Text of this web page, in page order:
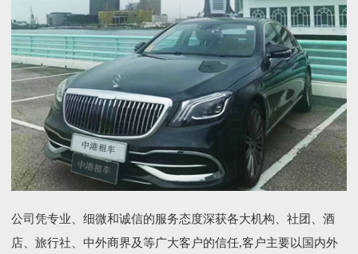
公司凭专业、细微和诚信的服务态度深获各大机构、社团、酒
店、旅行社、中外商界及等广大客户的信任,客户主要以国内外